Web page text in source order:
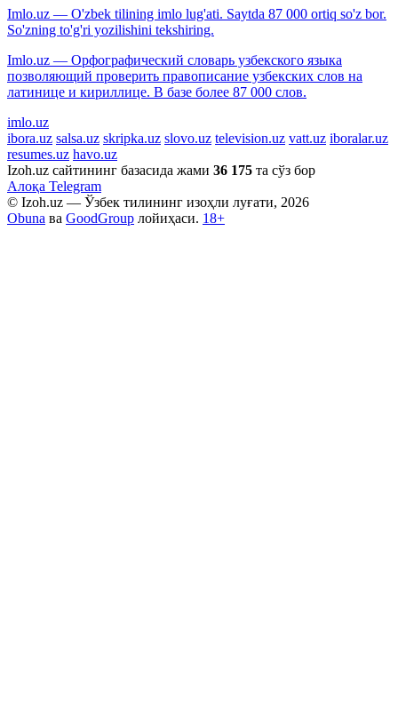
Imlo.uz — O'zbek tilining imlo lug'ati. Saytda 87 000 ortiq so'z bor.
So'zning to'g'ri yozilishini tekshiring.
Imlo.uz — Орфографический словарь узбекского языка
позволяющий проверить правописание узбекских слов на
латинице и кириллице. В базе более 87 000 слов.
imlo.uz
ibora.uz salsa.uz skripka.uz slovo.uz television.uz vatt.uz iboralar.uz
resumes.uz havo.uz
Izoh.uz сайтининг базасида жами 36 175 та сўз бор
Алоқа Telegram
© Izoh.uz — Ўзбек тилининг изоҳли луғати, 2026
Obuna ва GoodGroup лойиҳаси. 18+